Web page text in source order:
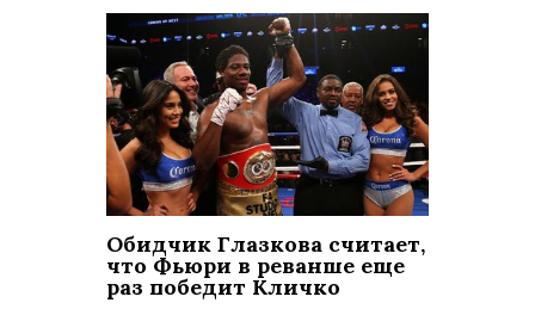
Обидчик Глазкова считает,
что Фьюри в реванше еще
раз победит Кличко